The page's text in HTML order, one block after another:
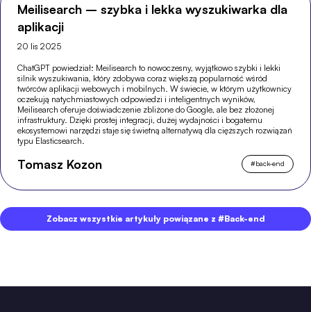
Meilisearch – szybka i lekka wyszukiwarka dla
aplikacji
20 lis 2025
ChatGPT powiedział: Meilisearch to nowoczesny, wyjątkowo szybki i lekki
silnik wyszukiwania, który zdobywa coraz większą popularność wśród
twórców aplikacji webowych i mobilnych. W świecie, w którym użytkownicy
oczekują natychmiastowych odpowiedzi i inteligentnych wyników,
Meilisearch oferuje doświadczenie zbliżone do Google, ale bez złożonej
infrastruktury. Dzięki prostej integracji, dużej wydajności i bogatemu
ekosystemowi narzędzi staje się świetną alternatywą dla cięższych rozwiązań
typu Elasticsearch.
Tomasz Kozon #back-end
Zobacz wszystkie artykuły powiązane z #Back-end